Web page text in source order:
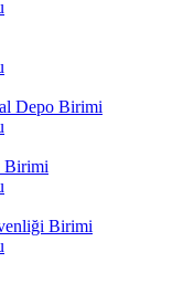
Depo Birimi
Birimi
Birimi